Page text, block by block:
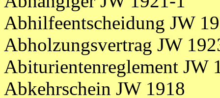
Abhilfeentscheidung JW
Abholzungsvertrag JW
Abiturientenreglement JW
Abkehrschein JW 1918